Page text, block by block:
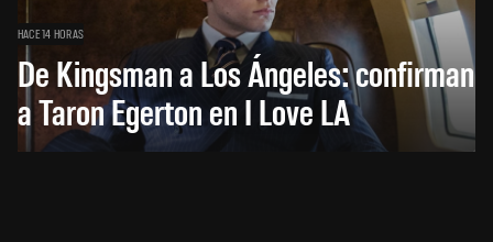
HACE 14 HORAS
De Kingsman a Los Ángeles: confirman
a Taron Egerton en I Love LA